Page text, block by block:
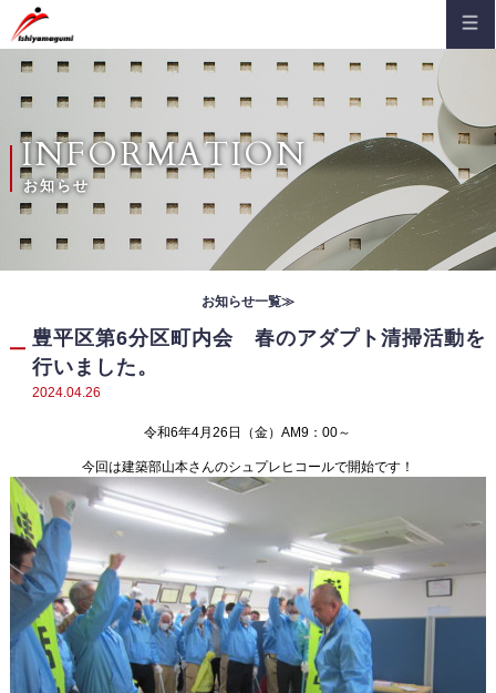
沿革
概要
主な受注先
建築部
土木部
お知らせ（通知）
地域貢献
新聞・雑誌掲載
各表彰・感謝状
取引業者様専用
採用情報
先輩社員インタビュー
INFORMATION
お知らせ
お知らせ一覧≫
豊平区第6分区町内会 春のアダプト清掃活動を
行いました。
2024.04.26
令和6年4月26日（金）AM9：00～
今回は建築部山本さんのシュプレヒコールで開始です！